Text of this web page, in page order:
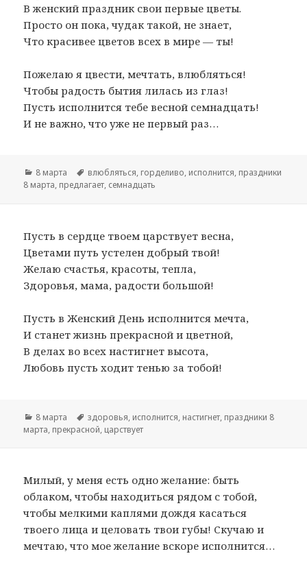
В женский праздник свои первые цветы.
Просто он пока, чудак такой, не знает,
Что красивее цветов всех в мире — ты!
Пожелаю я цвести, мечтать, влюбляться!
Чтобы радость бытия лилась из глаз!
Пусть исполнится тебе весной семнадцать!
И не важно, что уже не первый раз…
Рубрики
8 марта Метки
влюбляться, горделиво, исполнится, праздники
8 марта, предлагает, семнадцать
Пусть в сердце твоем царствует весна,
Цветами путь устелен добрый твой!
Желаю счастья, красоты, тепла,
Здоровья, мама, радости большой!
Пусть в Женский День исполнится мечта,
И станет жизнь прекрасной и цветной,
В делах во всех настигнет высота,
Любовь пусть ходит тенью за тобой!
Рубрики
8 марта Метки
здоровья, исполнится, настигнет, праздники 8
марта, прекрасной, царствует
Милый, у меня есть одно желание: быть
облаком, чтобы находиться рядом с тобой,
чтобы мелкими каплями дождя касаться
твоего лица и целовать твои губы! Скучаю и
мечтаю, что мое желание вскоре исполнится…